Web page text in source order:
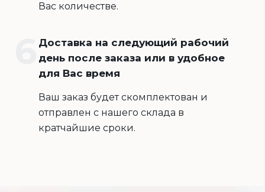
Вас количестве.
Доставка на следующий рабочий
день после заказа или в удобное
для Вас время
Ваш заказ будет скомплектован и
отправлен с нашего склада в
кратчайшие сроки.